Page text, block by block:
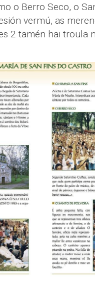
o Berro Seco, o
vermú, as
2 tamén hai troula